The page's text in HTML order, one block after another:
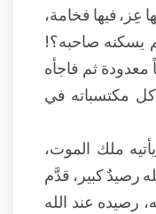
عِز، فيها فخامة،
يسكنه صاحبه؟!
معدودة ثم فاجأه
مكتسباته في
ملك الموت،
رصيدٌ كبير، قدَّم
رصيده عند الله